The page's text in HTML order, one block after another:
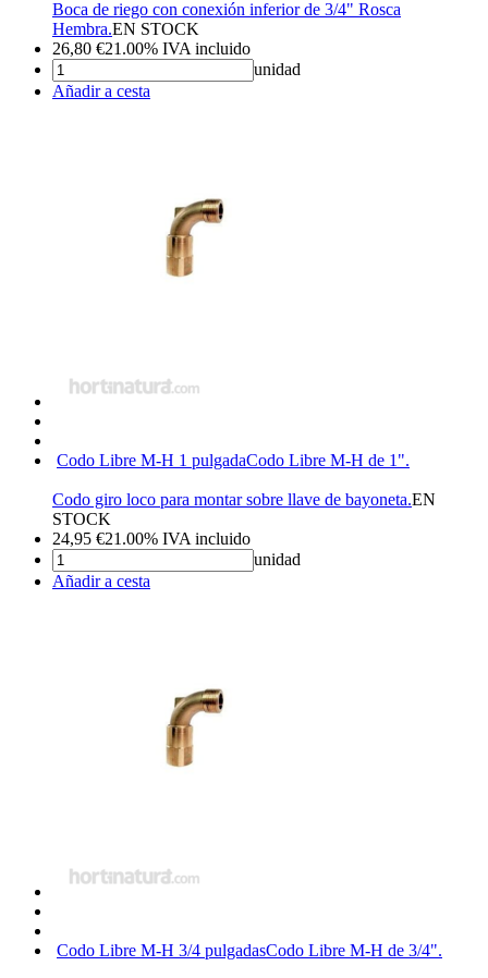
Boca de riego con conexión inferior de 3/4" Rosca
Hembra.EN STOCK
26,80 €21.00% IVA incluido
unidad
Añadir a cesta
Codo Libre M-H 1 pulgadaCodo Libre M-H de 1".
Codo giro loco para montar sobre llave de bayoneta.EN
STOCK
24,95 €21.00% IVA incluido
unidad
Añadir a cesta
Codo Libre M-H 3/4 pulgadasCodo Libre M-H de 3/4".